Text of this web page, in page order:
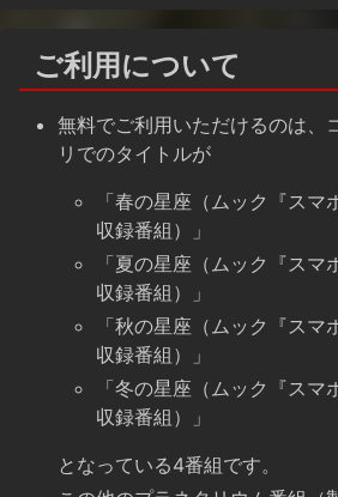
ご利用について
無料でご利用いただけるのは、
リでのタイトルが
「春の星座（ムック『スマ
収録番組）」
「夏の星座（ムック『スマ
収録番組）」
「秋の星座（ムック『スマ
収録番組）」
「冬の星座（ムック『スマ
収録番組）」
となっている4番組です。